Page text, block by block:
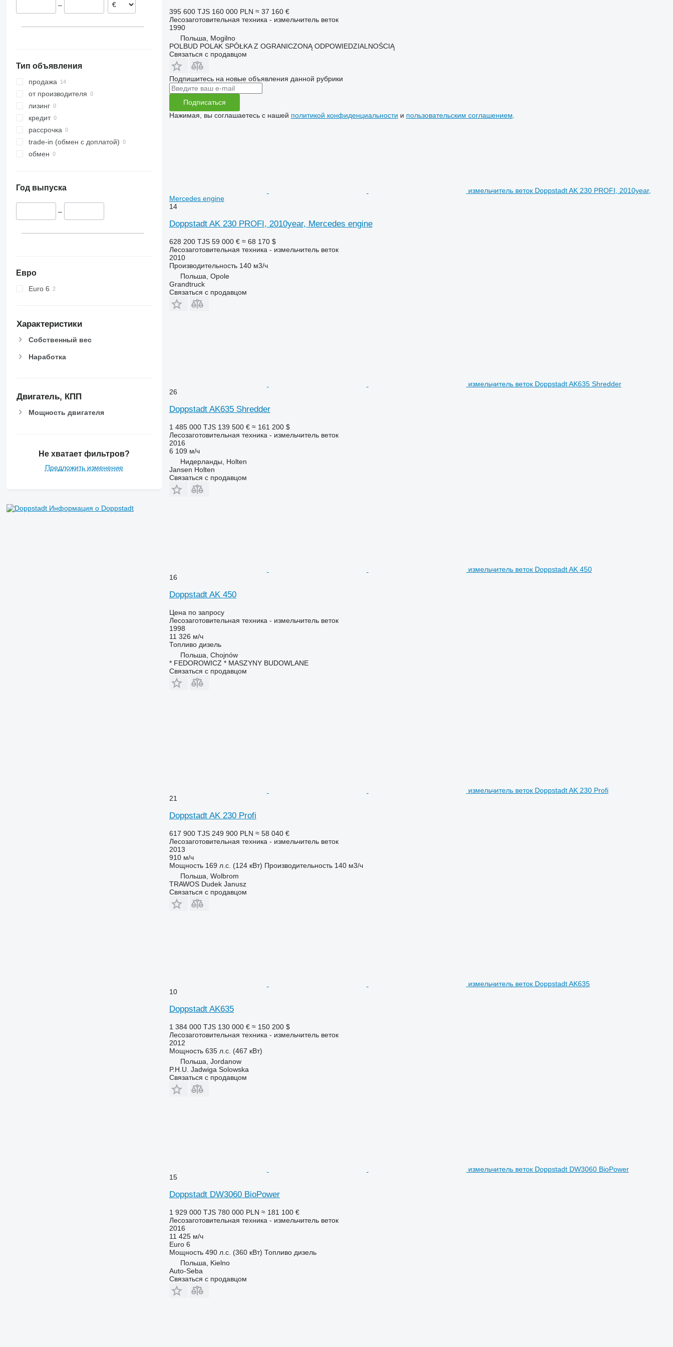
–
Тип объявления
продажа
от производителя
лизинг
кредит
рассрочка
trade-in (обмен с доплатой)
обмен
Год выпуска
–
Евро
Euro 6
Характеристики
Собственный вес
Наработка
Двигатель, КПП
Мощность двигателя
Не хватает фильтров?
Предложить изменение
Информация о Doppstadt
395 600 TJS 160 000 PLN ≈ 37 160 €
Лесозаготовительная техника - измельчитель веток
1990
Польша, Mogilno
POLBUD POLAK SPÓŁKA Z OGRANICZONĄ ODPOWIEDZIALNOŚCIĄ
Связаться с продавцом
Подпишитесь на новые объявления данной рубрики
Подписаться
Нажимая, вы соглашаетесь с нашей политикой конфиденциальности и пользовательским соглашением
измельчитель веток Doppstadt AK 230 PROFI, 2010year,
Mercedes engine
14
Doppstadt AK 230 PROFI, 2010year, Mercedes engine
628 200 TJS 59 000 € ≈ 68 170 $
Лесозаготовительная техника - измельчитель веток
2010
Производительность 140 м3/ч
Польша, Opole
Grandtruck
Связаться с продавцом
измельчитель веток Doppstadt AK635 Shredder
26
Doppstadt AK635 Shredder
1 485 000 TJS 139 500 € ≈ 161 200 $
Лесозаготовительная техника - измельчитель веток
2016
6 109 м/ч
Нидерланды, Holten
Jansen Holten
Связаться с продавцом
измельчитель веток Doppstadt AK 450
16
Doppstadt AK 450
Цена по запросу
Лесозаготовительная техника - измельчитель веток
1998
11 326 м/ч
Топливо дизель
Польша, Chojnów
* FEDOROWICZ * MASZYNY BUDOWLANE
Связаться с продавцом
измельчитель веток Doppstadt AK 230 Profi
21
Doppstadt AK 230 Profi
617 900 TJS 249 900 PLN ≈ 58 040 €
Лесозаготовительная техника - измельчитель веток
2013
910 м/ч
Мощность 169 л.с. (124 кВт) Производительность 140 м3/ч
Польша, Wolbrom
TRAWOS Dudek Janusz
Связаться с продавцом
измельчитель веток Doppstadt AK635
10
Doppstadt AK635
1 384 000 TJS 130 000 € ≈ 150 200 $
Лесозаготовительная техника - измельчитель веток
2012
Мощность 635 л.с. (467 кВт)
Польша, Jordanow
P.H.U. Jadwiga Solowska
Связаться с продавцом
измельчитель веток Doppstadt DW3060 BioPower
15
Doppstadt DW3060 BioPower
1 929 000 TJS 780 000 PLN ≈ 181 100 €
Лесозаготовительная техника - измельчитель веток
2016
11 425 м/ч
Euro 6
Мощность 490 л.с. (360 кВт) Топливо дизель
Польша, Kielno
Auto-Seba
Связаться с продавцом